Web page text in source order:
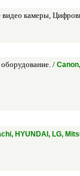
камеры,
/
HYUNDAI, LG,